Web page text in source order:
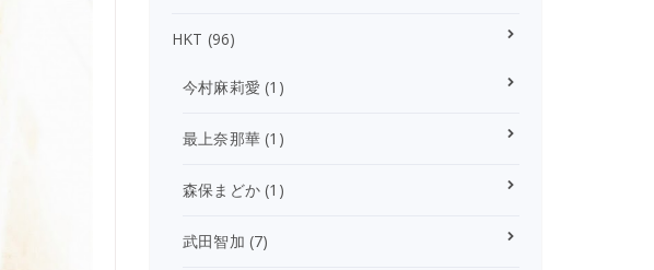
HKT (96)
今村麻莉愛 (1)
最上奈那華 (1)
森保まどか (1)
武田智加 (7)